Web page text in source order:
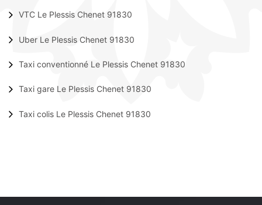
VTC Le Plessis Chenet 91830
Uber Le Plessis Chenet 91830
Taxi conventionné Le Plessis Chenet 91830
Taxi gare Le Plessis Chenet 91830
Taxi colis Le Plessis Chenet 91830